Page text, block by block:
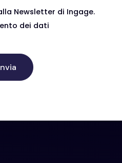
Newsletter di Ingage.
dei dati